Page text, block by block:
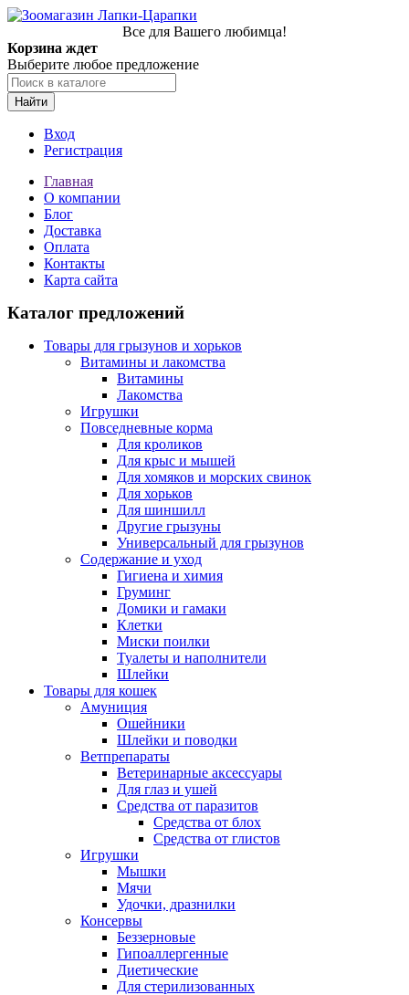
Все для Вашего любимца!
Корзина ждет
Выберите любое предложение
Найти
Вход
Регистрация
Главная
О компании
Блог
Доставка
Оплата
Контакты
Карта сайта
Каталог предложений
Товары для грызунов и хорьков
Витамины и лакомства
Витамины
Лакомства
Игрушки
Повседневные корма
Для кроликов
Для крыс и мышей
Для хомяков и морских свинок
Для хорьков
Для шиншилл
Другие грызуны
Универсальный для грызунов
Содержание и уход
Гигиена и химия
Груминг
Домики и гамаки
Клетки
Миски поилки
Туалеты и наполнители
Шлейки
Товары для кошек
Амуниция
Ошейники
Шлейки и поводки
Ветпрепараты
Ветеринарные аксессуары
Для глаз и ушей
Средства от паразитов
Средства от блох
Средства от глистов
Игрушки
Мышки
Мячи
Удочки, дразнилки
Консервы
Беззерновые
Гипоаллергенные
Диетические
Для стерилизованных